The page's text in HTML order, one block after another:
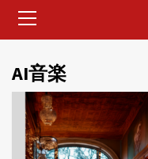
Menu
AI音楽